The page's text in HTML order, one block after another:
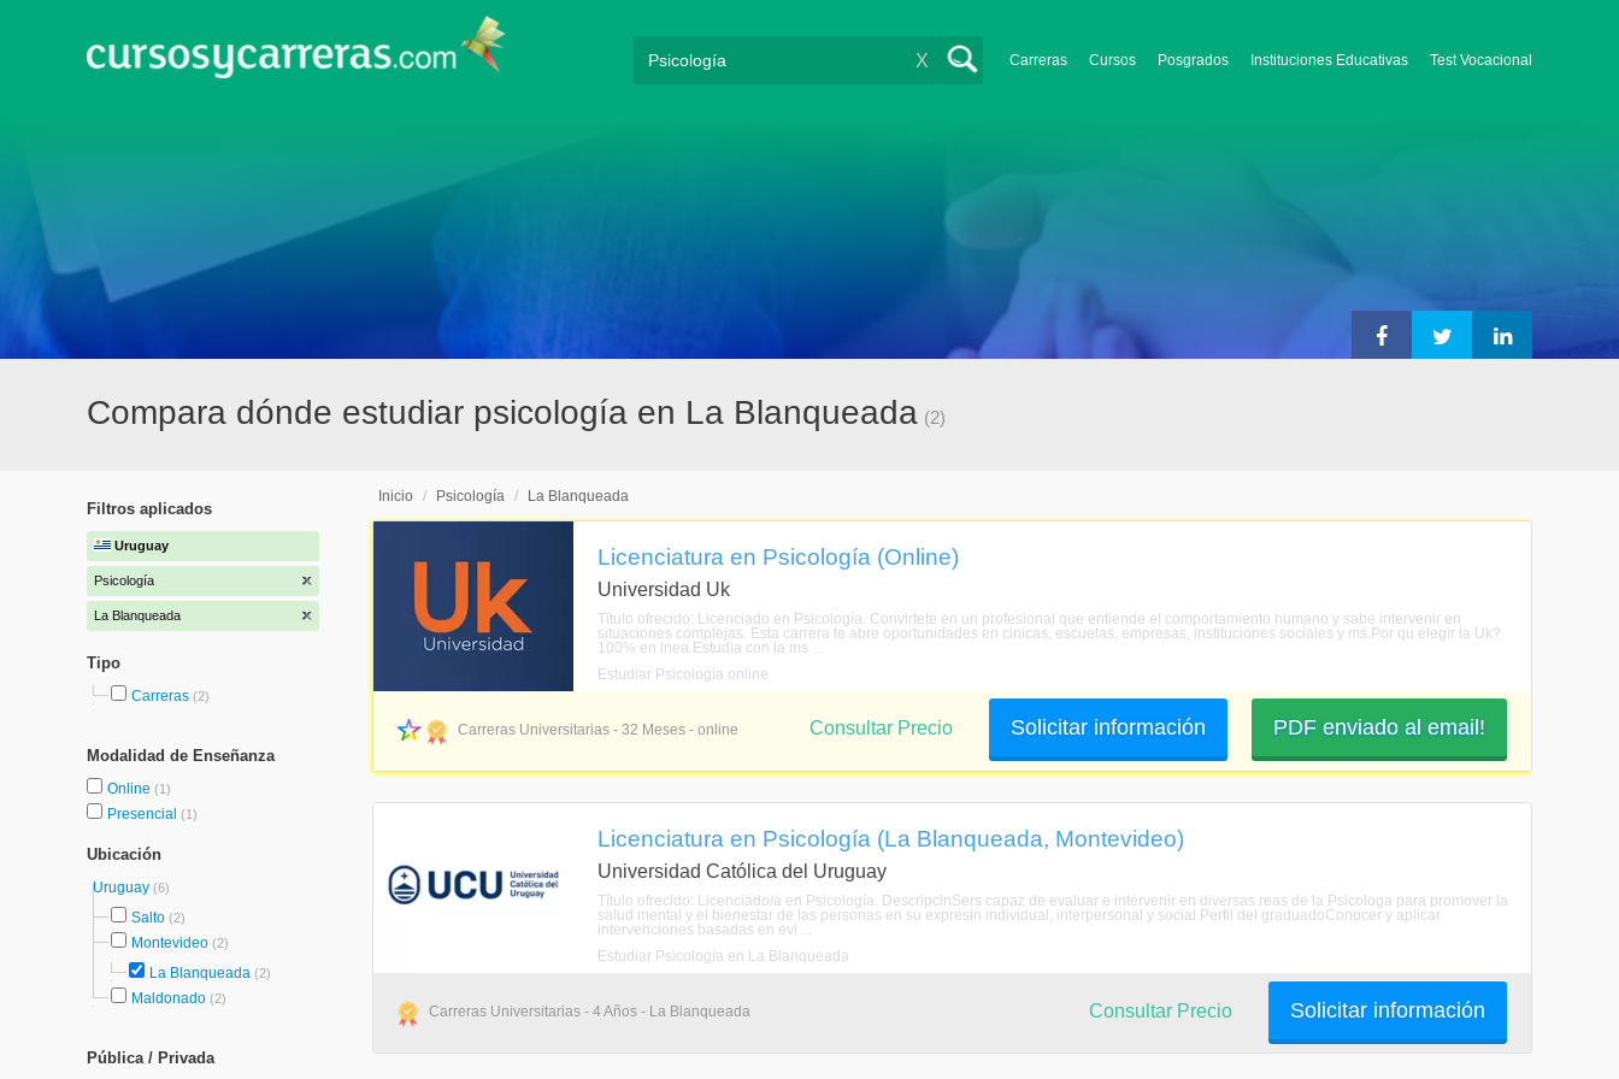
Carreras Cursos Posgrados Instituciones Educativas Test Vocacional
X
Compara dónde estudiar psicología en La Blanqueada (2)
Filtros aplicados
Uruguay
Psicología
La Blanqueada
Tipo
Carreras (2)
Modalidad de Enseñanza
Online (1)
Presencial (1)
Ubicación
Uruguay (6)
Salto (2)
Montevideo (2)
La Blanqueada (2)
Maldonado (2)
Pública / Privada
Inicio / Psicología / La Blanqueada
Licenciatura en Psicología (Online)
Universidad Uk
Título ofrecido: Licenciado en Psicología. Convirtete en un profesional que entiende el comportamiento humano y sabe intervenir en
situaciones complejas. Esta carrera te abre oportunidades en clnicas, escuelas, empresas, instituciones sociales y ms.Por qu elegir la Uk?
100% en lnea.Estudia con la ms ...
Estudiar Psicología online
Carreras Universitarias - 32 Meses - online PDF enviado al email!
Solicitar información
Consultar Precio
Licenciatura en Psicología (La Blanqueada, Montevideo)
Universidad Católica del Uruguay
Título ofrecido: Licenciado/a en Psicología. DescripcinSers capaz de evaluar e intervenir en diversas reas de la Psicologa para promover la
salud mental y el bienestar de las personas en su expresin individual, interpersonal y social.Perfil del graduadoConocer y aplicar
intervenciones basadas en evi ...
Estudiar Psicología en La Blanqueada
Carreras Universitarias - 4 Años - La Blanqueada Solicitar información
Consultar Precio